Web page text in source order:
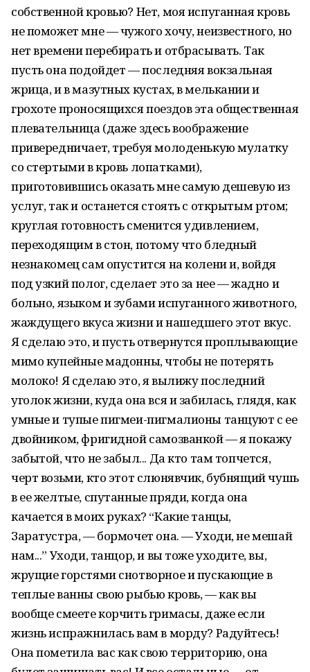
собственной кровью? Нет, моя испуганная кровь
не поможет мне — чужого хочу, неизвестного, но
нет времени перебирать и отбрасывать. Так
пусть она подойдет — последняя вокзальная
жрица, и в мазутных кустах, в мелькании и
грохоте проносящихся поездов эта общественная
плевательница (даже здесь воображение
привередничает, требуя молоденькую мулатку
со стертыми в кровь лопатками),
приготовившись оказать мне самую дешевую из
услуг, так и останется стоять с открытым ртом;
круглая готовность сменится удивлением,
переходящим в стон, потому что бледный
незнакомец сам опустится на колени и, войдя
под узкий полог, сделает это за нее — жадно и
больно, языком и зубами испуганного животного,
жаждущего вкуса жизни и нашедшего этот вкус.
Я сделаю это, и пусть отвернутся проплывающие
мимо купейные мадонны, чтобы не потерять
молоко! Я сделаю это, я вылижу последний
уголок жизни, куда она вся и забилась, глядя, как
умные и тупые пигмеи-пигмалионы танцуют с ее
двойником, фригидной самозванкой — я покажу
забытой, что не забыл... Да кто там топчется,
черт возьми, кто этот слюнявчик, бубнящий чушь
в ее желтые, спутанные пряди, когда она
качается в моих руках? “Какие танцы,
Заратустра, — бормочет она. — Уходи, не мешай
нам...” Уходи, танцор, и вы тоже уходите, вы,
жрущие горстями снотворное и пускающие в
теплые ванны свою рыбью кровь, — как вы
вообще смеете корчить гримасы, даже если
жизнь испражнилась вам в морду? Радуйтесь!
Она пометила вас как свою территорию, она